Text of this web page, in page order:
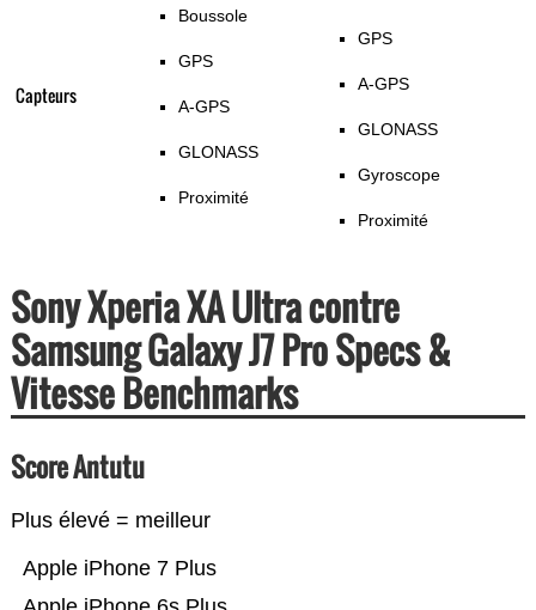
Capteurs
Boussole
GPS
A-GPS
GLONASS
Proximité
GPS
A-GPS
GLONASS
Gyroscope
Proximité
Sony Xperia XA Ultra contre
Samsung Galaxy J7 Pro Specs &
Vitesse Benchmarks
Score Antutu
Plus élevé = meilleur
Apple iPhone 7 Plus